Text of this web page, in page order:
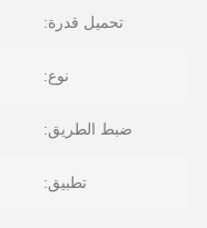
تحميل قدرة:
نوع:
ضبط الطريق:
تطبيق: